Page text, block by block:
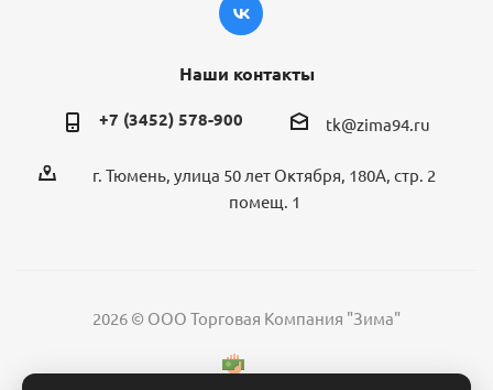
Наши контакты
+7 (3452) 578-900 tk@zima94.ru
г. Тюмень, улица 50 лет Октября, 180А, стр. 2
помещ. 1
2026 © ООО Торговая Компания "Зима"